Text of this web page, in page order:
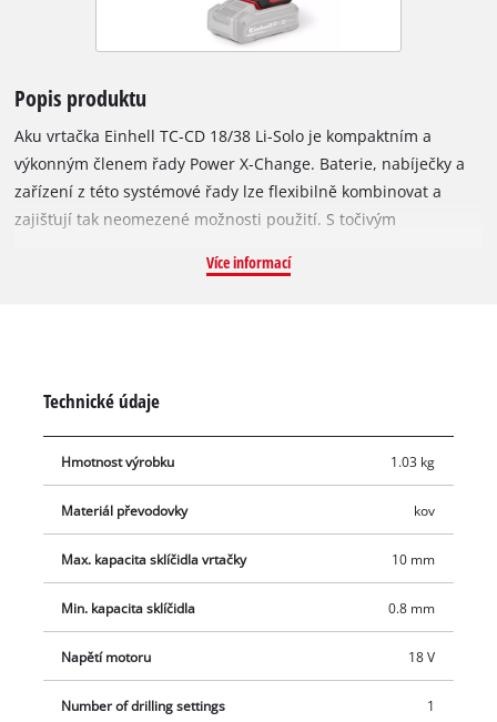
Popis produktu
Aku vrtačka Einhell TC-CD 18/38 Li-Solo je kompaktním a
výkonným členem řady Power X-Change. Baterie, nabíječky a
zařízení z této systémové řady lze flexibilně kombinovat a
zajišťují tak neomezené možnosti použití. S točivým
při mnoha šroubovacích a vrtacích pracích v domě i na
Vrtáky a bity lze rychle a snadno vyměnit díky 10mm sklíčidlu s
dvojitou objímkou a funkcí rychlého zastavení. Integrovaná
LED dioda zajišťuje dobrou viditelnost, zatímco ergonomický
Vrták neobsahuje baterii ani nabíječku, které jsou k dispozici
samostatně.
Více informací
Technické údaje
Hmotnost výrobku 1.03 kg
Materiál převodovky kov
Max. kapacita sklíčidla vrtačky 10 mm
Min. kapacita sklíčidla 0.8 mm
Napětí motoru 18 V
Number of drilling settings 1